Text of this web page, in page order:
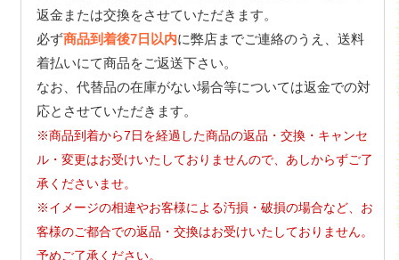
返金または交換をさせていただきます。
必ず商品到着後7日以内に弊店までご連絡のうえ、送料
着払いにて商品をご返送下さい。
なお、代替品の在庫がない場合等については返金での対
応とさせていただきます。
※商品到着から7日を経過した商品の返品・交換・キャンセ
ル・変更はお受けいたしておりませんので、あしからずご了
承くださいませ。
※イメージの相違やお客様による汚損・破損の場合など、お
客様のご都合での返品・交換はお受けいたしておりません。
予めご了承ください。